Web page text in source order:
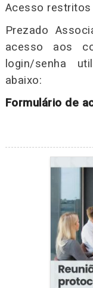
Acesso restritos
Prezado
acesso aos
login/senha
abaixo:
Formulário de